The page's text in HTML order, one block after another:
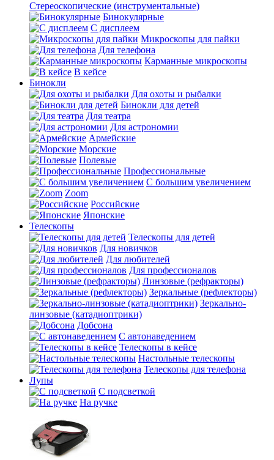
Стереоскопические (инструментальные)
Бинокулярные
С дисплеем
Микроскопы для пайки
Для телефона
Карманные микроскопы
В кейсе
Бинокли
Для охоты и рыбалки
Бинокли для детей
Для театра
Для астрономии
Армейские
Морские
Полевые
Профессиональные
С большим увеличением
Zoom
Российские
Японские
Телескопы
Телескопы для детей
Для новичков
Для любителей
Для профессионалов
Линзовые (рефракторы)
Зеркальные (рефлекторы)
Зеркально-
линзовые (катадиоптрики)
Добсона
С автонаведением
Телескопы в кейсе
Настольные телескопы
Телескопы для телефона
Лупы
С подсветкой
На ручке